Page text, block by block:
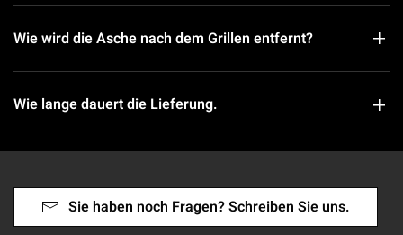
Wie wird die Asche nach dem Grillen entfernt?
Wie lange dauert die Lieferung.
Sie haben noch Fragen? Schreiben Sie uns.